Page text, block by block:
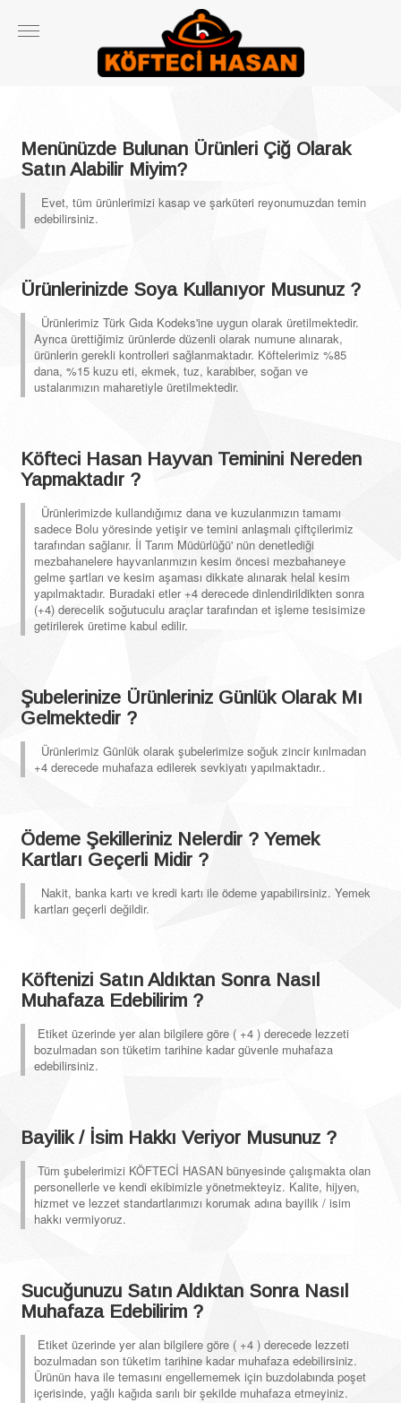
Menünüzde Bulunan Ürünleri Çiğ Olarak
Satın Alabilir Miyim?
Evet, tüm ürünlerimizi kasap ve şarküteri reyonumuzdan temin
edebilirsiniz.
Ürünlerinizde Soya Kullanıyor Musunuz ?
Ürünlerimiz Türk Gıda Kodeks'ine uygun olarak üretilmektedir.
Ayrıca ürettiğimiz ürünlerde düzenli olarak numune alınarak,
ürünlerin gerekli kontrolleri sağlanmaktadır. Köftelerimiz %85
dana, %15 kuzu eti, ekmek, tuz, karabiber, soğan ve
ustalarımızın maharetiyle üretilmektedir.
Köfteci Hasan Hayvan Teminini Nereden
Yapmaktadır ?
Ürünlerimizde kullandığımız dana ve kuzularımızın tamamı
sadece Bolu yöresinde yetişir ve temini anlaşmalı çiftçilerimiz
tarafından sağlanır. İl Tarım Müdürlüğü' nün denetlediği
mezbahanelere hayvanlarımızın kesim öncesi mezbahaneye
gelme şartları ve kesim aşaması dikkate alınarak helal kesim
yapılmaktadır. Buradaki etler +4 derecede dinlendirildikten sonra
(+4) derecelik soğutuculu araçlar tarafından et işleme tesisimize
getirilerek üretime kabul edilir.
Şubelerinize Ürünleriniz Günlük Olarak Mı
Gelmektedir ?
Ürünlerimiz Günlük olarak şubelerimize soğuk zincir kırılmadan
+4 derecede muhafaza edilerek sevkiyatı yapılmaktadır..
Ödeme Şekilleriniz Nelerdir ? Yemek
Kartları Geçerli Midir ?
Nakit, banka kartı ve kredi kartı ile ödeme yapabilirsiniz. Yemek
kartları geçerli değildir.
Köftenizi Satın Aldıktan Sonra Nasıl
Muhafaza Edebilirim ?
Etiket üzerinde yer alan bilgilere göre ( +4 ) derecede lezzeti
bozulmadan son tüketim tarihine kadar güvenle muhafaza
edebilirsiniz.
Bayilik / İsim Hakkı Veriyor Musunuz ?
Tüm şubelerimizi KÖFTECİ HASAN bünyesinde çalışmakta olan
personellerle ve kendi ekibimizle yönetmekteyiz. Kalite, hijyen,
hizmet ve lezzet standartlarımızı korumak adına bayilik / isim
hakkı vermiyoruz.
Sucuğunuzu Satın Aldıktan Sonra Nasıl
Muhafaza Edebilirim ?
Etiket üzerinde yer alan bilgilere göre ( +4 ) derecede lezzeti
bozulmadan son tüketim tarihine kadar muhafaza edebilirsiniz.
Ürünün hava ile temasını engellememek için buzdolabında poşet
içerisinde, yağlı kağıda sarılı bir şekilde muhafaza etmeyiniz.